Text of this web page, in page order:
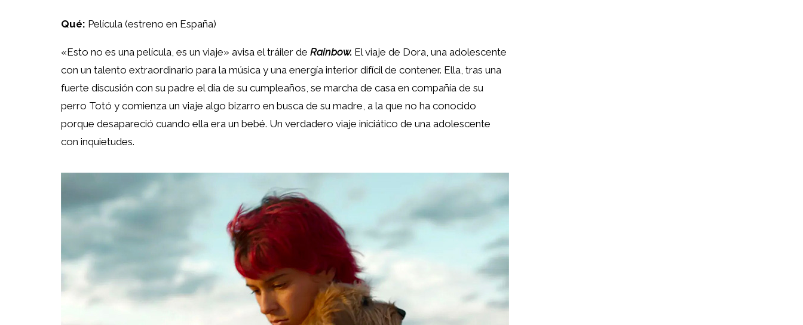
Qué: Película (estreno en España)
«Esto no es una película, es un viaje» avisa el tráiler de Rainbow. El viaje de Dora, una adolescente
con un talento extraordinario para la música y una energía interior difícil de contener. Ella, tras una
fuerte discusión con su padre el día de su cumpleaños, se marcha de casa en compañía de su
perro Totó y comienza un viaje algo bizarro en busca de su madre, a la que no ha conocido
porque desapareció cuando ella era un bebé. Un verdadero viaje iniciático de una adolescente
con inquietudes.